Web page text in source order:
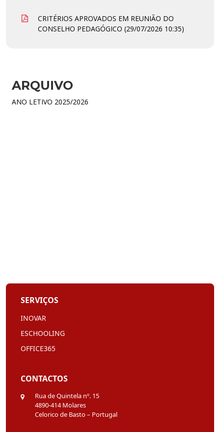
CRITÉRIOS APROVADOS EM REUNIÃO DO
CONSELHO PEDAGÓGICO (29/07/2026 10:35)
ARQUIVO
ANO LETIVO 2025/2026
SERVIÇOS
INOVAR
ESCHOOLING
OFFICE365
CONTACTOS
Rua de Quintela nº. 15
4890-414 Molares
Celorico de Basto – Portugal